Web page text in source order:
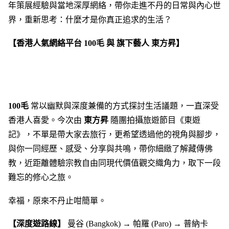
年策展經驗與當地深厚網絡，帶你走進不丹的日常與內心世
界，重新思考：什麼才是你真正追求的生活？
【香港人氣網絡平台 100毛 與 旗下藝人 東方昇】
100毛 常以幽默與深度兼備的方式探討生活議題，一直深受
香港人喜愛。今次由 東方昇 隨團拍攝旅遊節目《東遊
記》，不單是帶大家去旅行，更希望透過他的視角與腳步，
與你一同經歷、感受、分享與共鳴，帶你細緻了解藏傳佛
教，近距離體驗宗教自由同現代價值觀交織角力，取下一段
難忘的修心之旅。
幸福，原來不丹止咁簡單。
【深度遊路線】
曼谷 (Bangkok) → 帕羅 (Paro) → 普納卡